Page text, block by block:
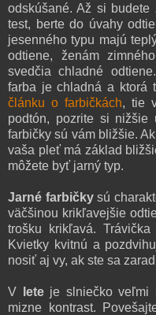
odskúšané. Až si
test, berte do úvahy
jesenného typu majú
odtiene, ženám
svedčia chladné
farba je chladná a ktorá
článku o farbičkách, tie
podtón, pozrite si nižšie
farbičky sú vám bližšie.
vaša pleť má základ
môžete byť jarný typ.
Jarné farbičkysú
väčšinou krikľavejšie
trošku krikľavá.
Kvietky kvitnú a
nosiť aj vy, ak ste sa
V leteje slniečko veľmi
mizne kontrast.